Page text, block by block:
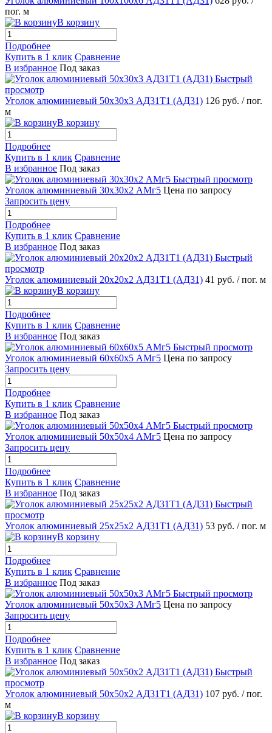
пог. м
В корзину
Подробнее
Купить в 1 клик Сравнение
В избранное Под заказ
Быстрый
просмотр
Уголок алюминиевый 50х30х3 АД31Т1 (АД31) 126 руб. / пог.
м
В корзину
Подробнее
Купить в 1 клик Сравнение
В избранное Под заказ
Быстрый просмотр
Уголок алюминиевый 30х30х2 АМг5 Цена по запросу
Запросить цену
Подробнее
Купить в 1 клик Сравнение
В избранное Под заказ
Быстрый
просмотр
Уголок алюминиевый 20х20х2 АД31Т1 (АД31) 41 руб. / пог. м
В корзину
Подробнее
Купить в 1 клик Сравнение
В избранное Под заказ
Быстрый просмотр
Уголок алюминиевый 60х60х5 АМг5 Цена по запросу
Запросить цену
Подробнее
Купить в 1 клик Сравнение
В избранное Под заказ
Быстрый просмотр
Уголок алюминиевый 50х50х4 АМг5 Цена по запросу
Запросить цену
Подробнее
Купить в 1 клик Сравнение
В избранное Под заказ
Быстрый
просмотр
Уголок алюминиевый 25х25х2 АД31Т1 (АД31) 53 руб. / пог. м
В корзину
Подробнее
Купить в 1 клик Сравнение
В избранное Под заказ
Быстрый просмотр
Уголок алюминиевый 50х50х3 АМг5 Цена по запросу
Запросить цену
Подробнее
Купить в 1 клик Сравнение
В избранное Под заказ
Быстрый
просмотр
Уголок алюминиевый 50х50х2 АД31Т1 (АД31) 107 руб. / пог.
м
В корзину